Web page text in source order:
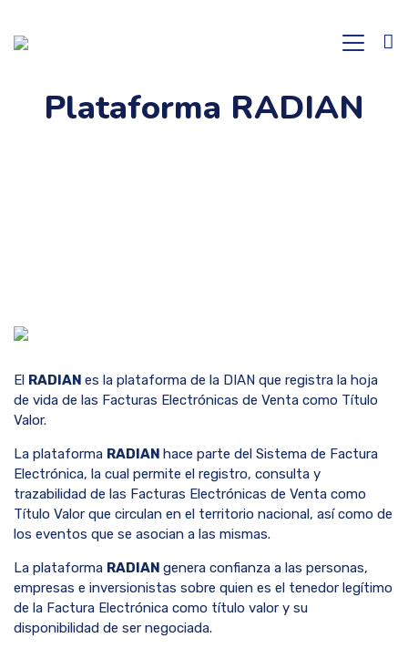
Plataforma RADIAN
El RADIAN es la plataforma de la DIAN que registra la hoja
de vida de las Facturas Electrónicas de Venta como Título
Valor.
La plataforma RADIAN hace parte del Sistema de Factura
Electrónica, la cual permite el registro, consulta y
trazabilidad de las Facturas Electrónicas de Venta como
Título Valor que circulan en el territorio nacional, así como de
los eventos que se asocian a las mismas.
La plataforma RADIAN genera confianza a las personas,
empresas e inversionistas sobre quien es el tenedor legítimo
de la Factura Electrónica como título valor y su
disponibilidad de ser negociada.